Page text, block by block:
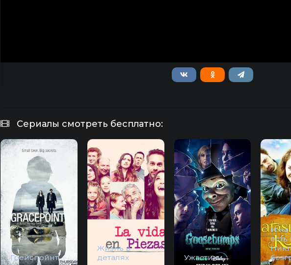
Сериалы смотреть бесплатно:
Грейспойнт
Жизнь в
деталях
Ужастики
И на
есть